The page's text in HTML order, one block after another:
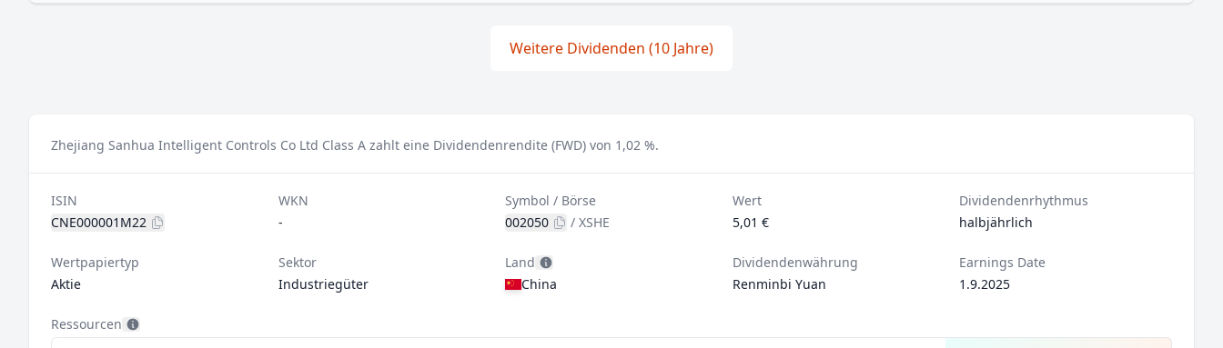
Weitere Dividenden (10 Jahre)
Zhejiang Sanhua Intelligent Controls Co Ltd Class A zahlt eine Dividendenrendite (FWD) von 1,02 %.
ISIN
CNE000001M22
WKN
-
Symbol / Börse
002050
/XSHE
Wert
5,01 €
Dividendenrhythmus
halbjährlich
Wertpapiertyp
Aktie
Sektor
Industriegüter
Land
China
Dividendenwährung
Renminbi Yuan
Earnings Date
1.9.2025
Ressourcen